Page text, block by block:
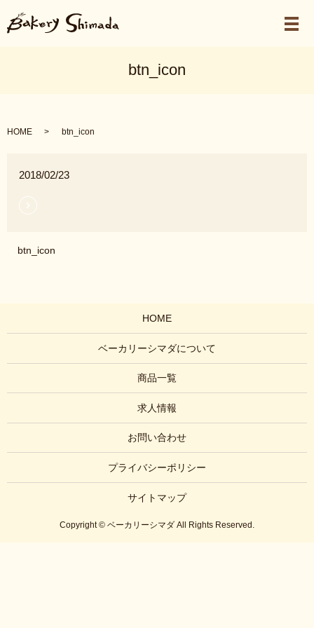
メ
btn_icon
HOME btn_icon
2018/02/23
btn_icon
HOME
ベーカリーシマダについて
商品一覧
求人情報
お問い合わせ
プライバシーポリシー
サイトマップ
Copyright © ベーカリーシマダ All Rights Reserved.